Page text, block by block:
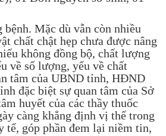
Mặc dù vẫn còn nhiều
chất chật hẹp chưa được nâng
không đồng bộ, chất lượng
về số lượng, yếu về chất
tâm của UBND tỉnh, HĐND
đặc biệt sự quan tâm của Sở
huyết của các thầy thuốc
càng khẳng định vị thế trong
tế, góp phần đem lại niềm tin,